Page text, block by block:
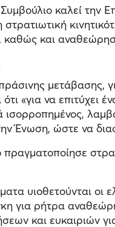
καλεί την
στρατιωτική
και
μετάβασης,
«για να επιτύχει
ισορροπημένος,
Ένωση, ώστε να
υιοθετούνται οι
για ρήτρα
και ευκαιριών